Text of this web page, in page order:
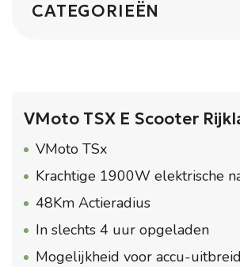
CATEGORIEËN
VMoto TSX E Scooter
VMoto TSx
Krachtige 1900W elektrische
48Km Actieradius
In slechts 4 uur opgeladen
Mogelijkheid voor accu-